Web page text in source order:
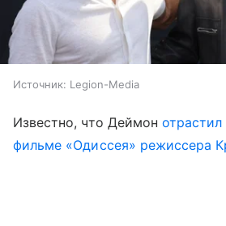
Источник: Legion-Media
Известно, что Деймон
фильме «Одиссея» режиссера